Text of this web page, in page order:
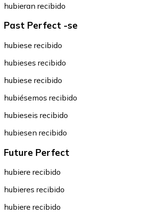
hubieran recibido
Past Perfect -se
hubiese recibido
hubieses recibido
hubiese recibido
hubiésemos recibido
hubieseis recibido
hubiesen recibido
Future Perfect
hubiere recibido
hubieres recibido
hubiere recibido